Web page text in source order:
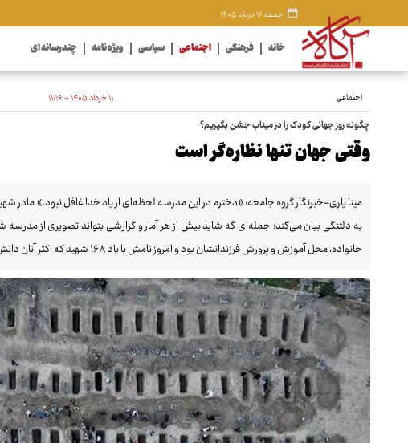
جمعه ۱۶ مرداد ۱۴۰۵
خانه فرهنگی اجتماعی سیاسی ویژه نامه چندرسانه ای
اجتماعی ۱۱ خرداد ۱۴۰۵ - ۱۱:۱۶
چگونه روز جهانی کودک را در میناب جشن بگیریم؟
وقتی جهان تنها نظاره‌گر است
مینا یاری-خبرنگار گروه جامعه: «دخترم در این مدرسه لحظه‌ای از یاد خدا غافل نبود.» مادر
به دلتنگی بیان می‌کند؛ جمله‌ای که شاید بیش از هر آمار و گزارشی بتواند تصویری از
خانواده، محل آموزش و پرورش فرزندانشان بود و امروز نامش با یاد ۱۶۸ شهید که اکثر آنان دانش‌آموز بودند، گره خورده است.